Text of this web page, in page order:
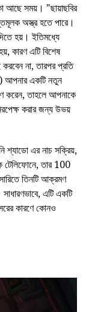
আছে সময়। "ছায়াছবির
অস্ত্র হতে পারে।
হয়। ইতিমধ্যে
কারণ এটি বিশেষ
না, তারপর প্রতি
আপনার একটি নতুন
করেন, তাহলে আপনাকে
করার জন্য উভয়
শ্যাডো এর নাচ সক্রিয়,
টেলিফোনে, তার 100
তিনটি আক্রমণ
এটি একটি
কারণে কোনও